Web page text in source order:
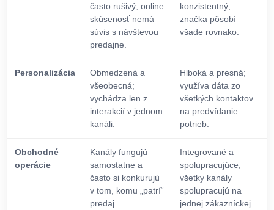
často rušivý; online
skúsenosť nemá
súvis s návštevou
predajne.
konzistentný;
značka pôsobí
všade rovnako.
Personalizácia
Obmedzená a
všeobecná;
vychádza len z
interakcií v jednom
kanáli.
Hlboká a presná;
využíva dáta zo
všetkých kontaktov
na predvídanie
potrieb.
Obchodné
operácie
Kanály fungujú
samostatne a
často si konkurujú
v tom, komu „patrí“
predaj.
Integrované a
spolupracujúce;
všetky kanály
spolupracujú na
jednej zákazníckej